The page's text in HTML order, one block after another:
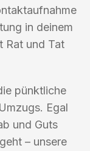
in deinem
Rat und Tat
pünktliche
Egal
und Guts
– unsere